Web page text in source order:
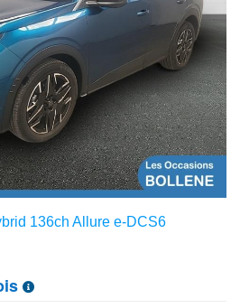
136ch Allure e-DCS6